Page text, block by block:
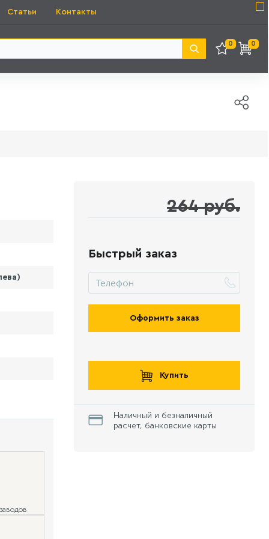
Статьи Контакты
0 0
264 руб.
Быстрый заказ
Оформить заказ
Купить
Наличный и безналичный
расчет, банковские карты